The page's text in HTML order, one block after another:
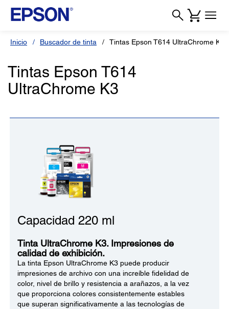
Inicio Buscador de tinta Tintas Epson T614 UltraChrome K3
Tintas Epson T614
UltraChrome K3
Capacidad 220 ml
Tinta UltraChrome K3. Impresiones de
calidad de exhibición.
La tinta Epson UltraChrome K3 puede producir
impresiones de archivo con una increíble fidelidad de
color, nivel de brillo y resistencia a arañazos, a la vez
que proporciona colores consistentemente estables
que superan significativamente a las tecnologías de